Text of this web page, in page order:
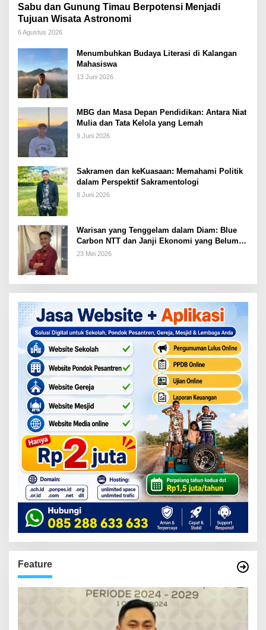
Sabu dan Gunung Timau Berpotensi Menjadi
Tujuan Wisata Astronomi
6 Agustus 2026
Menumbuhkan Budaya Literasi di Kalangan
Mahasiswa
13 Juni 2026
MBG dan Masa Depan Pendidikan: Antara Niat
Mulia dan Tata Kelola yang Lemah
9 Juni 2026
Sakramen dan keKuasaan: Memahami Politik
dalam Perspektif Sakramentologi
8 Juni 2026
Warisan yang Tenggelam dalam Diam: Blue
Carbon NTT dan Janji Ekonomi yang Belum
Ditunaikan
23 Mei 2026
Feature